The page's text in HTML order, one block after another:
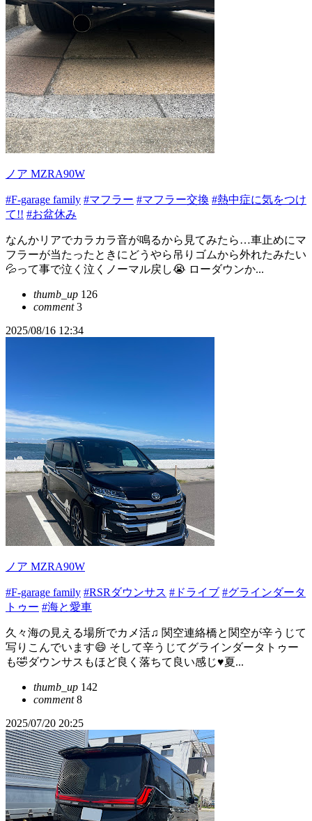
ノア MZRA90W
#F-garage family #マフラー #マフラー交換 #熱中症に気をつけ
て!! #お盆休み
なんかリアでカラカラ音が鳴るから見てみたら…車止めにマ
フラーが当たったときにどうやら吊りゴムから外れたみたい
💦って事で泣く泣くノーマル戻し😭 ローダウンか...
thumb_up 126
comment3
2025/08/16 12:34
ノア MZRA90W
#F-garage family #RSRダウンサス #ドライブ #グラインダータ
トゥー #海と愛車
久々海の見える場所でカメ活♫ 関空連絡橋と関空が辛うじて
写りこんでいます😄 そして辛うじてグラインダータトゥー
も🤣ダウンサスもほど良く落ちて良い感じ♥️夏...
thumb_up 142
comment8
2025/07/20 20:25